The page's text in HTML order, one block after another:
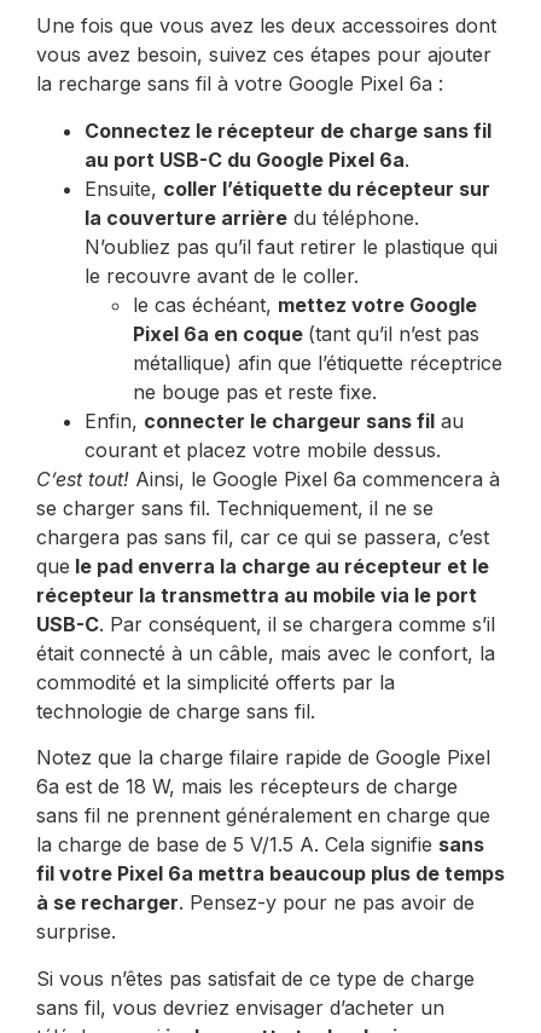
Une fois que vous avez les deux accessoires dont
vous avez besoin, suivez ces étapes pour ajouter
la recharge sans fil à votre Google Pixel 6a :
Connectez le récepteur de charge sans fil
au port USB-C du Google Pixel 6a.
Ensuite, coller l’étiquette du récepteur sur
la couverture arrière du téléphone.
N’oubliez pas qu’il faut retirer le plastique qui
le recouvre avant de le coller.
le cas échéant, mettez votre Google
Pixel 6a en coque (tant qu’il n’est pas
métallique) afin que l’étiquette réceptrice
ne bouge pas et reste fixe.
Enfin, connecter le chargeur sans fil au
courant et placez votre mobile dessus.
C’est tout! Ainsi, le Google Pixel 6a commencera à
se charger sans fil. Techniquement, il ne se
chargera pas sans fil, car ce qui se passera, c’est
que le pad enverra la charge au récepteur et le
récepteur la transmettra au mobile via le port
USB-C. Par conséquent, il se chargera comme s’il
était connecté à un câble, mais avec le confort, la
commodité et la simplicité offerts par la
technologie de charge sans fil.
Notez que la charge filaire rapide de Google Pixel
6a est de 18 W, mais les récepteurs de charge
sans fil ne prennent généralement en charge que
la charge de base de 5 V/1.5 A. Cela signifie sans
fil votre Pixel 6a mettra beaucoup plus de temps
à se recharger. Pensez-y pour ne pas avoir de
surprise.
Si vous n’êtes pas satisfait de ce type de charge
sans fil, vous devriez envisager d’acheter un